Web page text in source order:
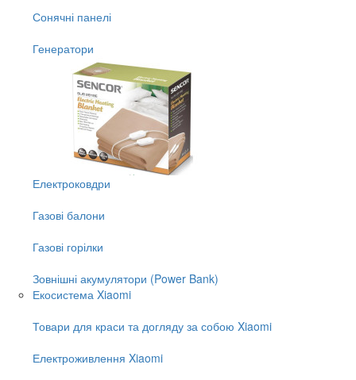
Сонячні панелі
Генератори
Електроковдри
Газові балони
Газові горілки
Зовнішні акумулятори (Power Bank)
Екосистема Xiaomi
Товари для краси та догляду за собою Xiaomi
Електроживлення Xiaomi